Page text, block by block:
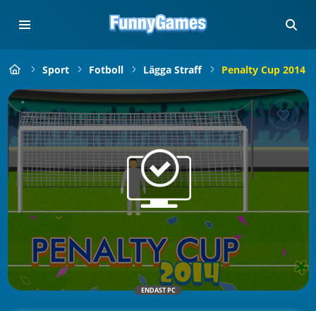
Sport Fotboll Lägga Straff Penalty Cup 2014
ENDAST PC